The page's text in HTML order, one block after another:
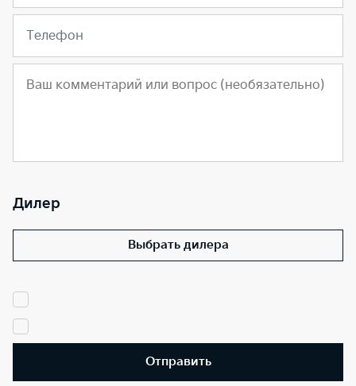
Телефон
Дилер
Выбрать дилера
Отправить